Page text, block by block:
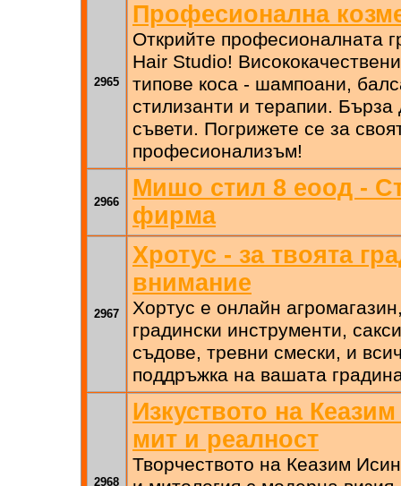
2965
Професионална
Открийте професионалната
Hair Studio!
типове коса - шампоани,
стилизанти и терапии. Бърза
съвети. Погрижете се за
професионализъм!
2966
Мишо стил 8 еоод -
фирма
2967
Хротус - за твоята
внимание
Хортус е онлайн
градински инструменти,
съдове, тревни смески, и
поддръжка на вашата
2968
Изкуството на
мит и реалност
Творчеството на Кеазим